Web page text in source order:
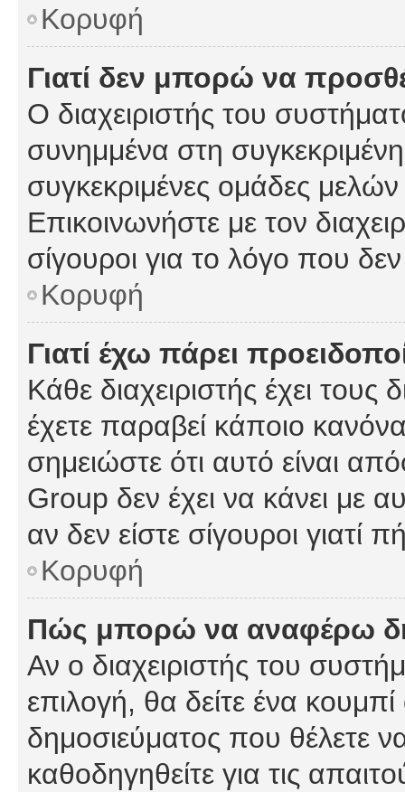
Κορυφή
Γιατί δεν μπορώ να
Ο διαχειριστής του
συνημμένα στη
συγκεκριμένες ομάδες
Επικοινωνήστε με τον
σίγουροι για το λόγο που
Κορυφή
Γιατί έχω πάρει
Κάθε διαχειριστής έχει
έχετε παραβεί κάποιο
σημειώστε ότι αυτό είναι
Group δεν έχει να κάνει με
αν δεν είστε σίγουροι γιατί
Κορυφή
Πώς μπορώ να αναφέρω
Αν ο διαχειριστής του
επιλογή, θα δείτε ένα
δημοσιεύματος που θέλετε
καθοδηγηθείτε για τις